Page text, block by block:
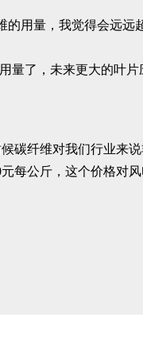
用量，我觉得会远远
量了，未来更大的叶
碳纤维对我们行业来
每公斤，这个价格对